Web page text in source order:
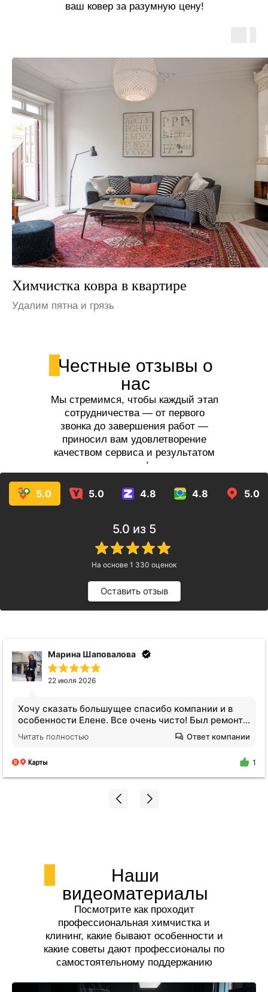
ваш ковер за разумную цену!
Химчистка ковра на даче
Устраним неприятные запахи
Честные отзывы о
нас
Мы стремимся, чтобы каждый этап
сотрудничества — от первого
звонка до завершения работ —
приносил вам удовлетворение
качеством сервиса и результатом
услуг!
5.0 5.0 4.8 4.8 5.0
5.0 из 5
На основе 1 330 оценок
Оставить отзыв
Анна Видинеева
17 июля 2026
Обратилась за услугами клининга. Квартира после
сложных жильцов, вся кухня в жире, ощещение
будто никто не убирался годами. Отмыли все!
Плитка на полу оказалась не черной, я нигде не
легче стало. Спасибо огромное Екатерине!!!
Читать полностью Ответ компании
1
Наши
видеоматериалы
Посмотрите как проходит
профессиональная химчистка и
клининг, какие бывают особенности и
какие советы дают профессионалы по
самостоятельному поддержанию